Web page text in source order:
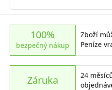
100%
bezpečný nákup
Zboží
Peníze
Záruka
24